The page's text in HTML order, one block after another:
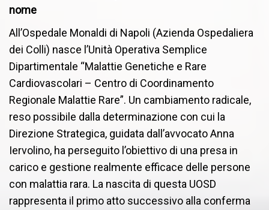
nome
All’Ospedale Monaldi di Napoli (Azienda Ospedaliera
dei Colli) nasce l’Unità Operativa Semplice
Dipartimentale “Malattie Genetiche e Rare
Cardiovascolari – Centro di Coordinamento
Regionale Malattie Rare”. Un cambiamento radicale,
reso possibile dalla determinazione con cui la
Direzione Strategica, guidata dall’avvocato Anna
Iervolino, ha perseguito l’obiettivo di una presa in
carico e gestione realmente efficace delle persone
con malattia rara. La nascita di questa UOSD
rappresenta il primo atto successivo alla conferma